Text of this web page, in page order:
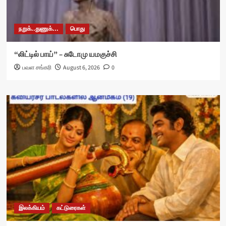
நறுக்..துணுக்... பொது
“லிட்டில் பாய்” – சுடோமு யமகுச்சி
பவள சங்கரி August 6, 2026 0
இலக்கியம் கட்டுரைகள்